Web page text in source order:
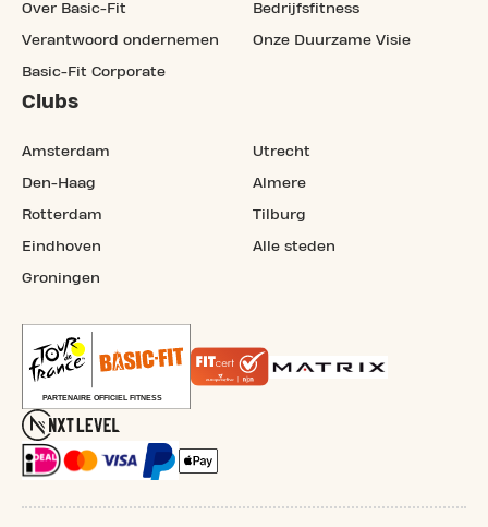
Over Basic-Fit
Verantwoord ondernemen
Basic-Fit Corporate
Bedrijfsfitness
Onze Duurzame Visie
Clubs
Amsterdam
Den-Haag
Rotterdam
Eindhoven
Groningen
Utrecht
Almere
Tilburg
Alle steden